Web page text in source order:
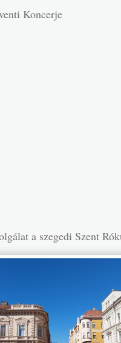
Koncerje
a szegedi Szent